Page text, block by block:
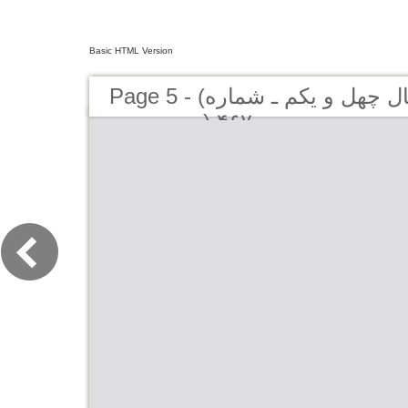
Basic HTML Version
Page 5 - (کیهان لندن - سال چهل و یکم ـ شماره
۴۶۷ (دوره جديد